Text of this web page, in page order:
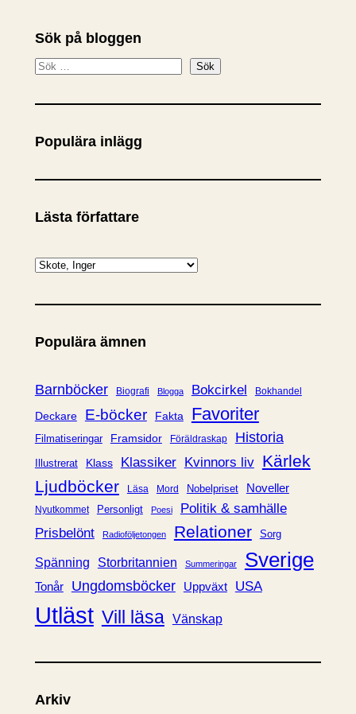
Sök på bloggen
S
k
Sök
Populära inlägg
Lästa författare
K
t
g
r
i
Populära ämnen
Barnböcker Biografi Blogga Bokcirkel Bokhandel
Deckare E-böcker Fakta Favoriter
Filmatiseringar Framsidor Föräldraskap Historia
Illustrerat Klass Klassiker Kvinnors liv Kärlek
Ljudböcker
Läsa Mord Nobelpriset Noveller
Nyutkommet Personligt Poesi
Politik & samhälle
Prisbelönt
Radioföljetongen Relationer Sorg
Spänning Storbritannien Summeringar Sverige
Tonår Ungdomsböcker Uppväxt USA
Utläst Vill läsa Vänskap
Arkiv